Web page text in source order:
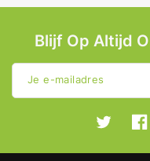
Blijf Op Altijd
Je e-mailadres
Twitter